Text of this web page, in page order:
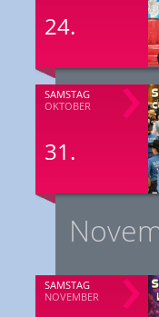
24.
SAMSTAG
OKTOBER
31.
SAMSTAG
NOVEMBER